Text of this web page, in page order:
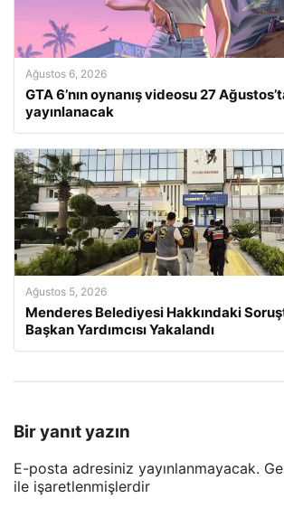
Ağustos 6, 2026
GTA 6’nın oynanış videosu 27
yayınlanacak
Ağustos 5, 2026
Menderes Belediyesi Hakkındaki
Başkan Yardımcısı Yakalandı
Bir yanıt yazın
E-posta adresiniz yayınlanmayacak.
ile işaretlenmişlerdir